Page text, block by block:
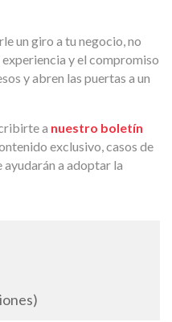
un giro a tu negocio, no
y el compromiso
y abren las puertas a un
a nuestro boletín
exclusivo, casos de
a adoptar la